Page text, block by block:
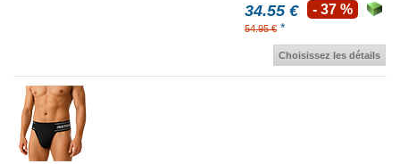
34.55 €
54.95 € *
- 37 %
Choisissez les détails